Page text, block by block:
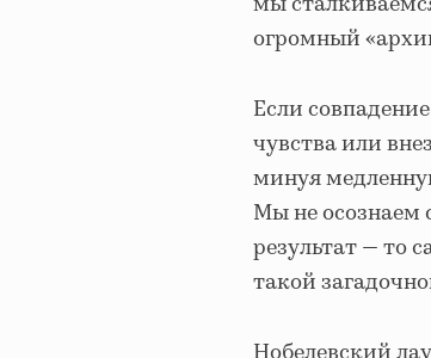
огромный
Если
чувства или
минуя
Мы не осознаем
результат — то
такой